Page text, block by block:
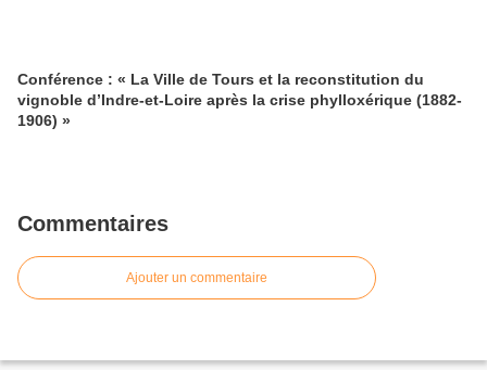
Conférence : « La Ville de Tours et la reconstitution du
vignoble d’Indre-et-Loire après la crise phylloxérique (1882-
1906) »
Commentaires
Ajouter un commentaire